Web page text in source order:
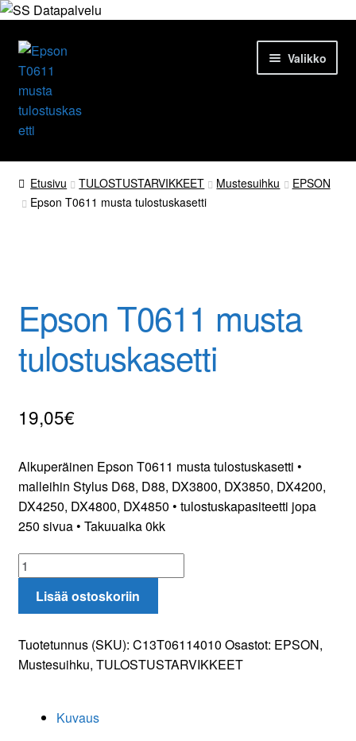
Siirry
navigointiin
Siirry
sisältöön
Valikko
Etusivu
Tuotteet
Yrityksestä
Yhteydenotto
Oma tili
Etusivu TULOSTUSTARVIKKEET Mustesuihku
EPSON
Epson T0611 musta tulostuskasetti
Epson T0611 musta
tulostuskasetti
19,05€
Alkuperäinen Epson T0611 musta tulostuskasetti •
malleihin Stylus D68, D88, DX3800, DX3850, DX4200,
DX4250, DX4800, DX4850 • tulostuskapasiteetti jopa
250 sivua • Takuuaika 0kk
Epson
T0611
musta
määrä
Lisää ostoskoriin
Tuotetunnus (SKU): C13T06114010 Osastot: EPSON,
Mustesuihku, TULOSTUSTARVIKKEET
Kuvaus